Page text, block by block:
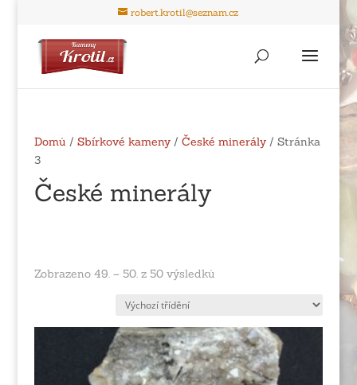
robert.krotil@seznam.cz
Domů / Sbírkové kameny/ České minerály/ Stránka
3
České minerály
Zobrazeno 49. – 50. z 50 výsledků